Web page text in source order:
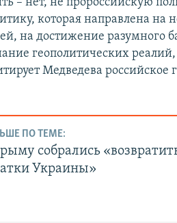
которая направлена на
на достижение разумного
геополитических
Медведева российское
ПО ТЕМЕ:
собрались
Украины»